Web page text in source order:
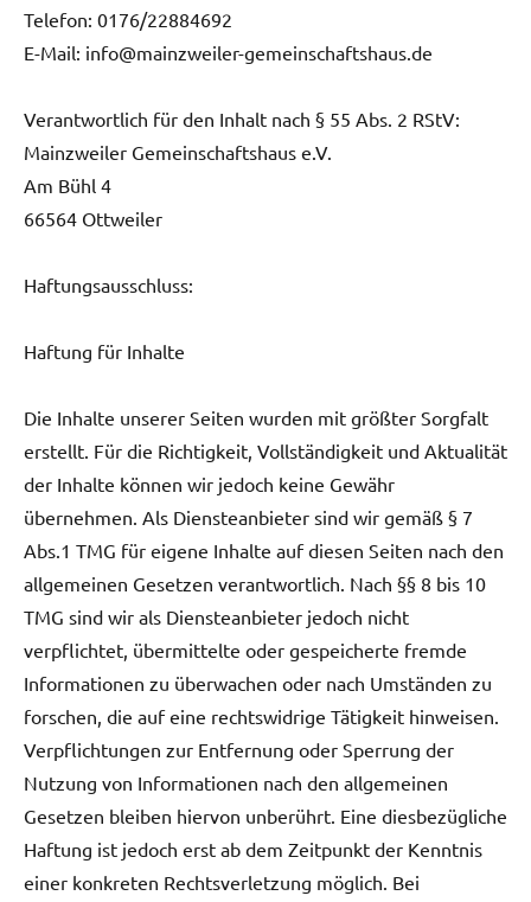
Telefon: 0176/22884692
E-Mail: info@mainzweiler-gemeinschaftshaus.de
Verantwortlich für den Inhalt nach § 55 Abs. 2 RStV:
Mainzweiler Gemeinschaftshaus e.V.
Am Bühl 4
66564 Ottweiler
Haftungsausschluss:
Haftung für Inhalte
Die Inhalte unserer Seiten wurden mit größter Sorgfalt
erstellt. Für die Richtigkeit, Vollständigkeit und Aktualität
der Inhalte können wir jedoch keine Gewähr
übernehmen. Als Diensteanbieter sind wir gemäß § 7
Abs.1 TMG für eigene Inhalte auf diesen Seiten nach den
allgemeinen Gesetzen verantwortlich. Nach §§ 8 bis 10
TMG sind wir als Diensteanbieter jedoch nicht
verpflichtet, übermittelte oder gespeicherte fremde
Informationen zu überwachen oder nach Umständen zu
forschen, die auf eine rechtswidrige Tätigkeit hinweisen.
Verpflichtungen zur Entfernung oder Sperrung der
Nutzung von Informationen nach den allgemeinen
Gesetzen bleiben hiervon unberührt. Eine diesbezügliche
Haftung ist jedoch erst ab dem Zeitpunkt der Kenntnis
einer konkreten Rechtsverletzung möglich. Bei